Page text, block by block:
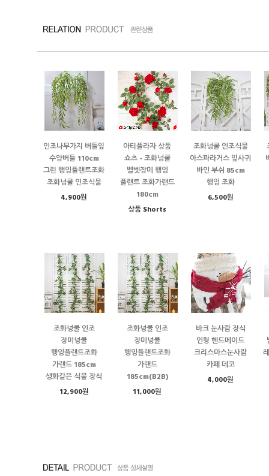
인조나무가지 버들잎
수양버들 110cm
그린 행잉플랜트조화
조화넝쿨 인조식물
4,900원
아티플라자 상품
쇼츠 - 조화넝쿨
벨벳장미 행잉
플랜트 조화가랜드
180cm
상품 Shorts
조화넝쿨 인조식물
아스파라거스 잎사귀
바인 부쉬 85cm
행잉 조화
6,500원
조화넝쿨 인조
장미넝쿨
행잉플랜트조화
가랜드 185cm
생화같은 식물 장식
12,900원
조화넝쿨 인조
장미넝쿨
행잉플랜트조화
가랜드
185cm(B2B)
11,000원
바크 눈사람 장식
인형 헨드메이드
크리스마스눈사람
카페 데코
4,000원